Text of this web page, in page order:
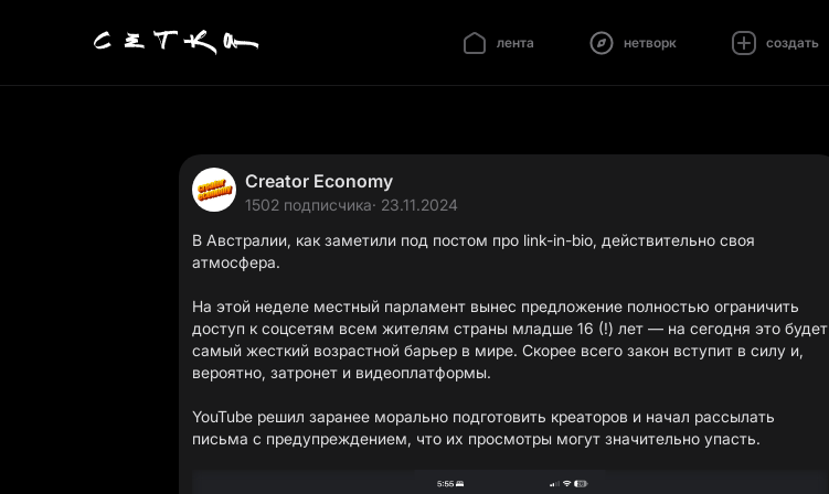
лента нетворк создать
Creator Economy
1502 подписчика· 23.11.2024
В Австралии, как заметили под постом про link-in-bio, действительно своя
атмосфера.
На этой неделе местный парламент вынес предложение полностью ограничить
доступ к соцсетям всем жителям страны младше 16 (!) лет — на сегодня это будет
самый жесткий возрастной барьер в мире. Скорее всего закон вступит в силу и,
вероятно, затронет и видеоплатформы.
YouTube решил заранее морально подготовить креаторов и начал рассылать
письма с предупреждением, что их просмотры могут значительно упасть.